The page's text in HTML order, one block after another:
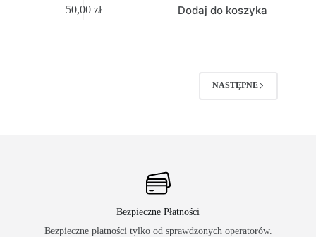
50,00zł Dodaj do koszyka
NASTĘPNE
Bezpieczne Płatności
Bezpieczne płatności tylko od sprawdzonych operatorów.